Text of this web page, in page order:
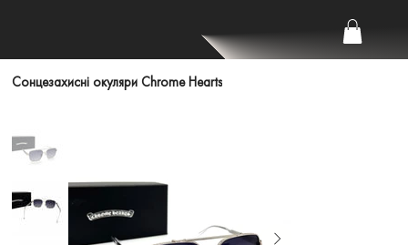
Сонцезахисні окуляри Chrome Hearts